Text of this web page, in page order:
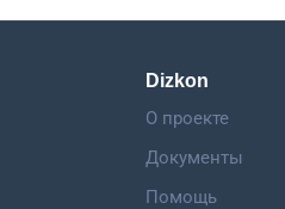
Dizkon
О проекте
Документы
Помощь